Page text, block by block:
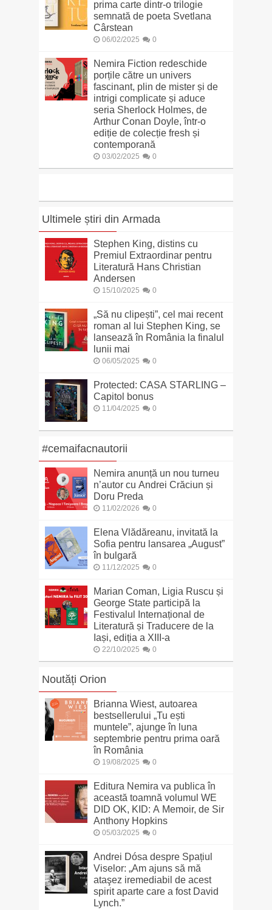
prima carte dintr-o trilogie
semnată de poeta Svetlana
Cârstean
06/02/2025 0
Nemira Fiction redeschide
porțile către un univers
fascinant, plin de mister și de
intrigi complicate și aduce
seria Sherlock Holmes, de
Arthur Conan Doyle, într-o
ediție de colecție fresh și
contemporană
03/02/2025 0
Ultimele știri din Armada
Stephen King, distins cu
Premiul Extraordinar pentru
Literatură Hans Christian
Andersen
15/10/2025 0
„Să nu clipești”, cel mai recent
roman al lui Stephen King, se
lansează în România la finalul
lunii mai
06/05/2025 0
Protected: CASA STARLING –
Capitol bonus
11/04/2025 0
#cemaifacnautorii
Nemira anunță un nou turneu
n’autor cu Andrei Crăciun și
Doru Preda
11/02/2026 0
Elena Vlădăreanu, invitată la
Sofia pentru lansarea „August”
în bulgară
11/12/2025 0
Marian Coman, Ligia Ruscu și
George State participă la
Festivalul Internațional de
Literatură și Traducere de la
Iași, ediția a XIII-a
22/10/2025 0
Noutăți Orion
Brianna Wiest, autoarea
bestsellerului „Tu ești
muntele”, ajunge în luna
septembrie pentru prima oară
în România
19/08/2025 0
Editura Nemira va publica în
această toamnă volumul WE
DID OK, KID: A Memoir, de Sir
Anthony Hopkins
05/03/2025 0
Andrei Dósa despre Spațiul
Viselor: „Am ajuns să mă
ataşez iremediabil de acest
spirit aparte care a fost David
Lynch.”